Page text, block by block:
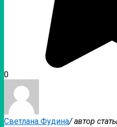
0
Светлана Фудина/ автор